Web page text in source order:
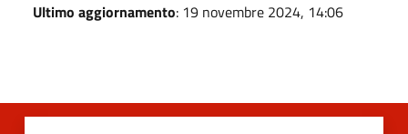
Ultimo aggiornamento: 19 novembre 2024, 14:06